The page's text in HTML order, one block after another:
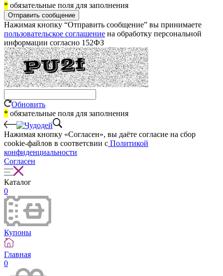
* обязательные поля для заполнения
Отправить сообщение
Нажимая кнопку “Отправить сообщение” вы принимаете
пользовательское соглашение на обработку персональной
информации согласно 152ФЗ
Обновить
* обязательные поля для заполнения
Нажимая кнопку «Согласен», вы даёте cогласие на сбор
cookie-файлов в соответсвии с Политикой
конфиденциальности
Согласен
Каталог
0
Купоны
Главная
0